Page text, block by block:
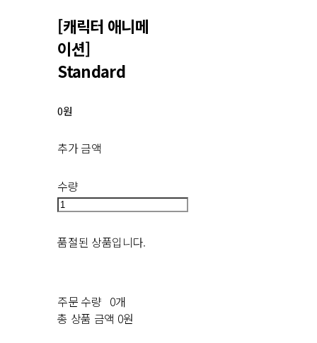
[캐릭터 애니메
이션]
Standard
0원
추가 금액
수량
품절된 상품입니다.
주문 수량 0개
총 상품 금액 0원